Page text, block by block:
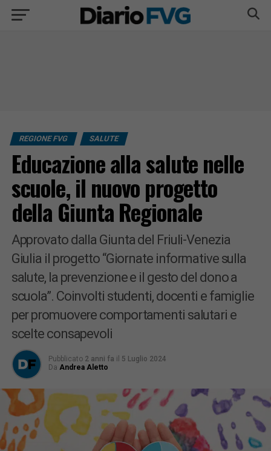
REGIONE FVG SALUTE
Educazione alla salute nelle
scuole, il nuovo progetto
della Giunta Regionale
Approvato dalla Giunta del Friuli-Venezia
Giulia il progetto “Giornate informative sulla
salute, la prevenzione e il gesto del dono a
scuola”. Coinvolti studenti, docenti e famiglie
per promuovere comportamenti salutari e
scelte consapevoli
Pubblicato 2 anni fa il 5 Luglio 2024
Da Andrea Aletto